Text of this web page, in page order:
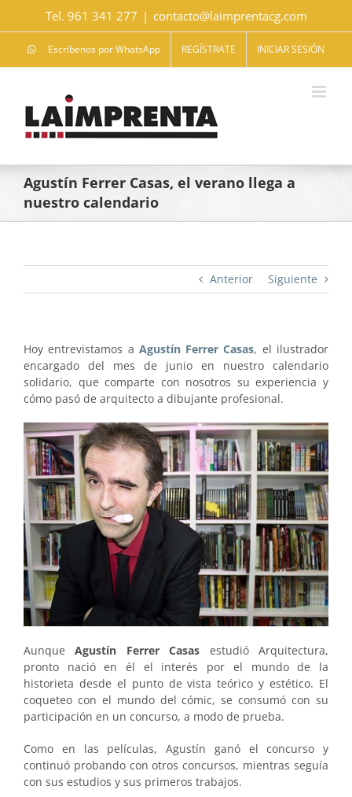
Tel. 961 341 277 | contacto@laimprentacg.com
Escríbenos por WhatsApp REGÍSTRATE INICIAR SESIÓN
Agustín Ferrer Casas, el verano llega a
nuestro calendario
Anterior Siguiente
Hoy entrevistamos a Agustín Ferrer Casas, el ilustrador
encargado del mes de junio en nuestro calendario
solidario, que comparte con nosotros su experiencia y
cómo pasó de arquitecto a dibujante profesional.
AunqueAgustín Ferrer Casas estudió Arquitectura,
pronto nació en él el interés por el mundo de la
historieta desde el punto de vista teórico y estético. El
coqueteo con el mundo del cómic, se consumó con su
participación en un concurso, a modo de prueba.
Como en las películas, Agustín ganó el concurso y
continuó probando con otros concursos, mientras seguía
con sus estudios y sus primeros trabajos.